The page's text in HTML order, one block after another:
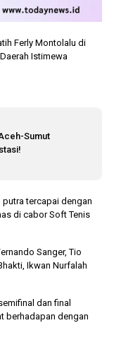
Ferly Montolalu di
Istimewa
Sumut
tercapai dengan
di cabor Soft Tenis
Sanger, Tio
Ikwan Nurfalah
dan final
berhadapan dengan